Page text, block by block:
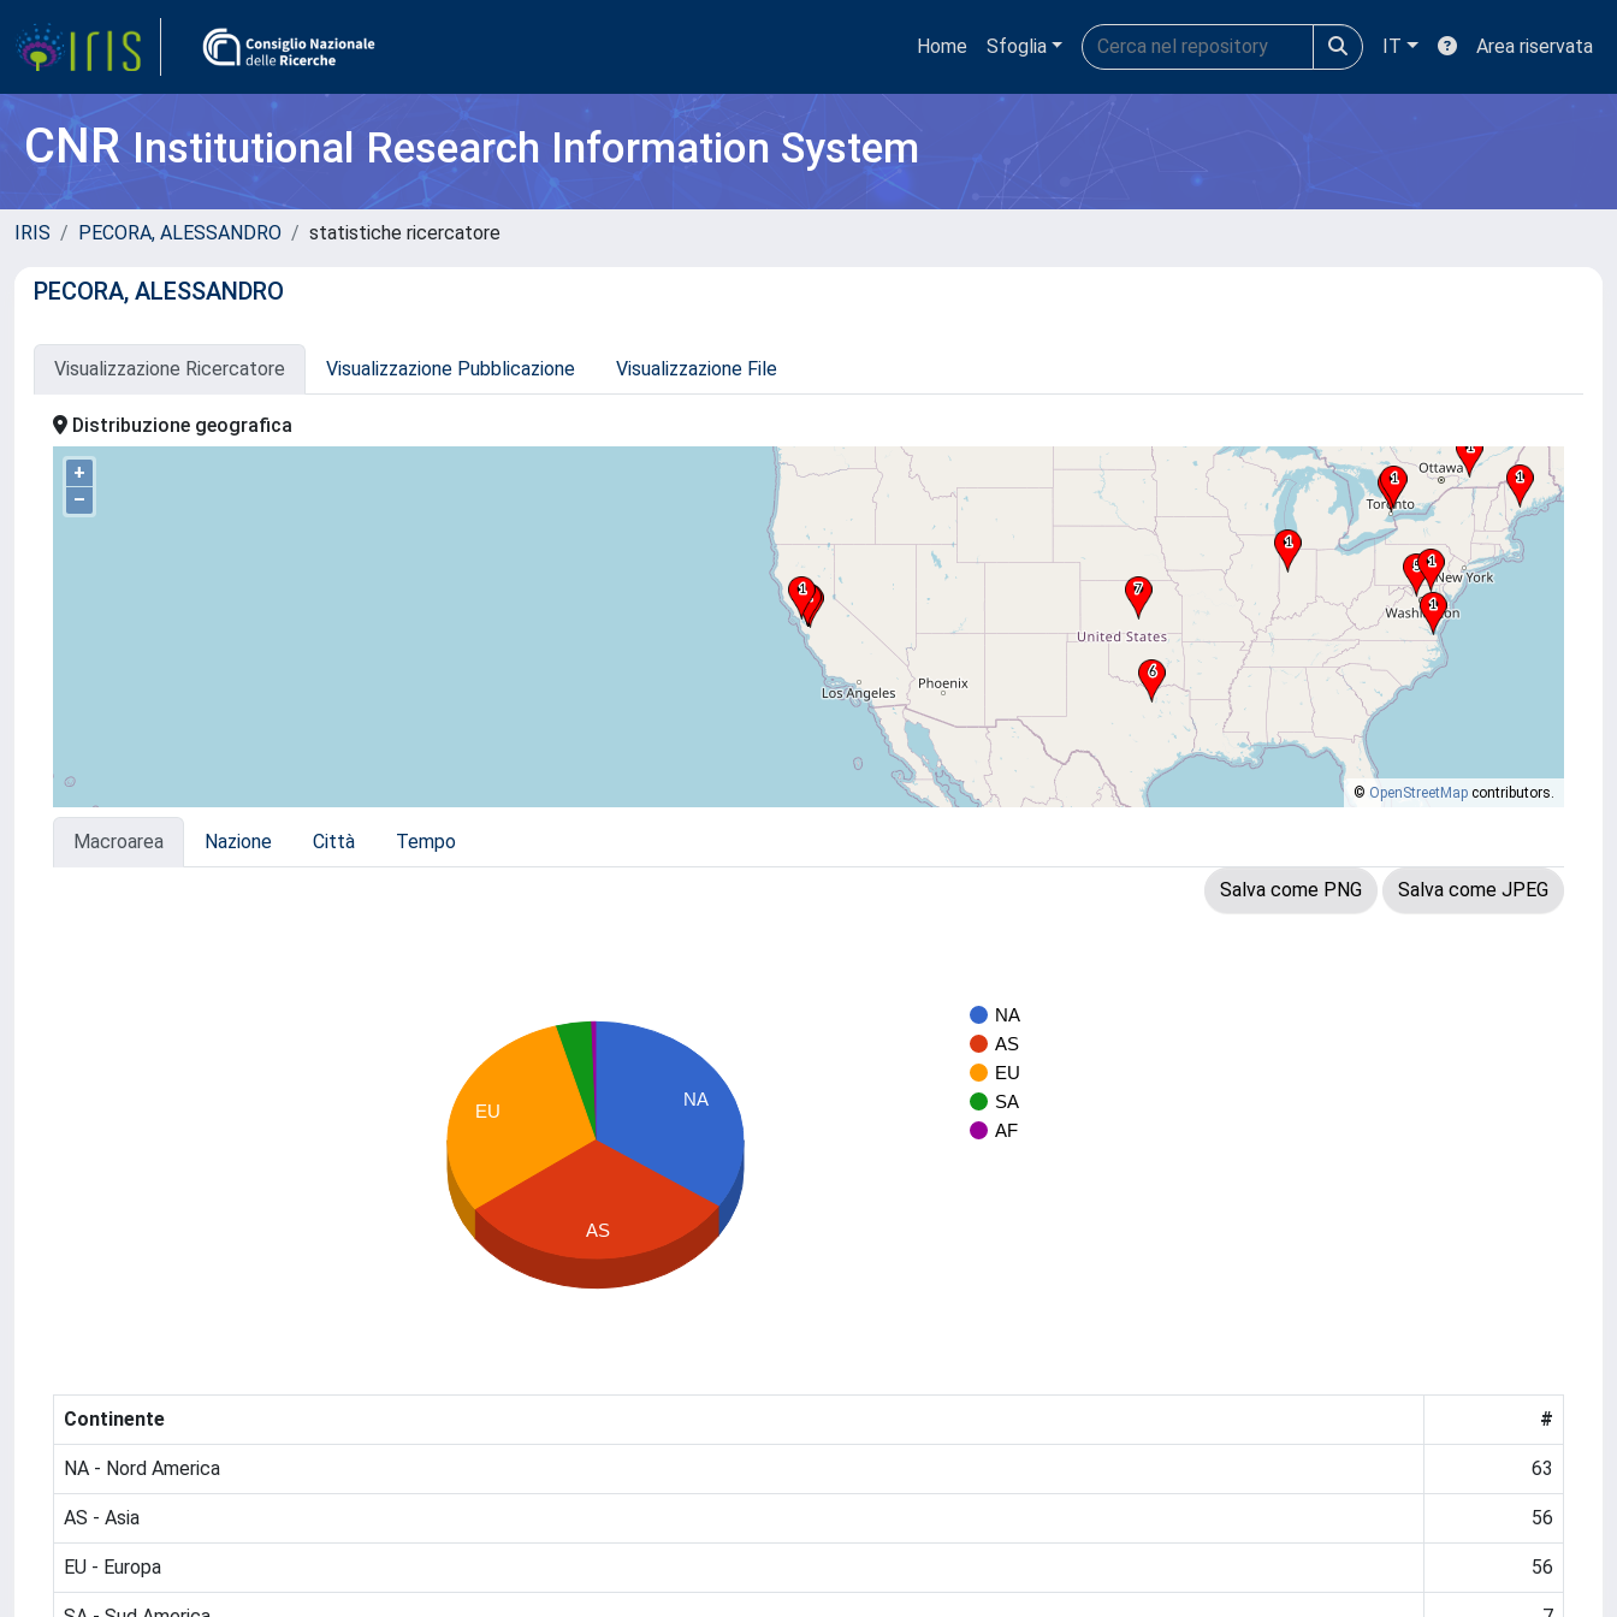
Home Sfoglia IT Area riservata
CNRInstitutional Research Information System
IRIS PECORA, ALESSANDRO statistiche ricercatore
PECORA, ALESSANDRO
Visualizzazione Ricercatore Visualizzazione Pubblicazione Visualizzazione File
Distribuzione geografica
+
–
© OpenStreetMap contributors.
Macroarea Nazione Città Tempo
Salva come PNG Salva come JPEG
NA
AS
EU
SA
AF
NA
EU
AS
Continente #
NA - Nord America 63
AS - Asia 56
EU - Europa 56